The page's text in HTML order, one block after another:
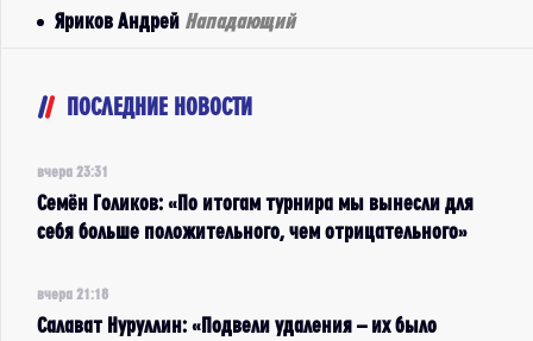
Яриков Андрей Нападающий
ПОСЛЕДНИЕ НОВОСТИ
вчера 23:31
Семён Голиков: «По итогам турнира мы вынесли для
себя больше положительного, чем отрицательного»
вчера 21:18
Салават Нуруллин: «Подвели удаления – их было